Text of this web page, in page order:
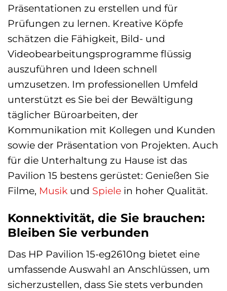
Präsentationen zu erstellen und für
Prüfungen zu lernen. Kreative Köpfe
schätzen die Fähigkeit, Bild- und
Videobearbeitungsprogramme flüssig
auszuführen und Ideen schnell
umzusetzen. Im professionellen Umfeld
unterstützt es Sie bei der Bewältigung
täglicher Büroarbeiten, der
Kommunikation mit Kollegen und Kunden
sowie der Präsentation von Projekten. Auch
für die Unterhaltung zu Hause ist das
Pavilion 15 bestens gerüstet: Genießen Sie
Filme, Musik und Spiele in hoher Qualität.
Konnektivität, die Sie brauchen:
Bleiben Sie verbunden
Das HP Pavilion 15-eg2610ng bietet eine
umfassende Auswahl an Anschlüssen, um
sicherzustellen, dass Sie stets verbunden